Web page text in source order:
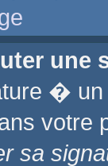
une
�
sa